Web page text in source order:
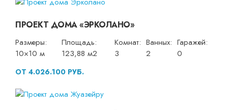
ПРОЕКТ ДОМА «ЭРКОЛАНО»
Размеры:
10×10 м
Площадь:
123,88 м2
Комнат:
3
Ванных:
2
Гаражей:
0
ОТ 4.026.100 РУБ.